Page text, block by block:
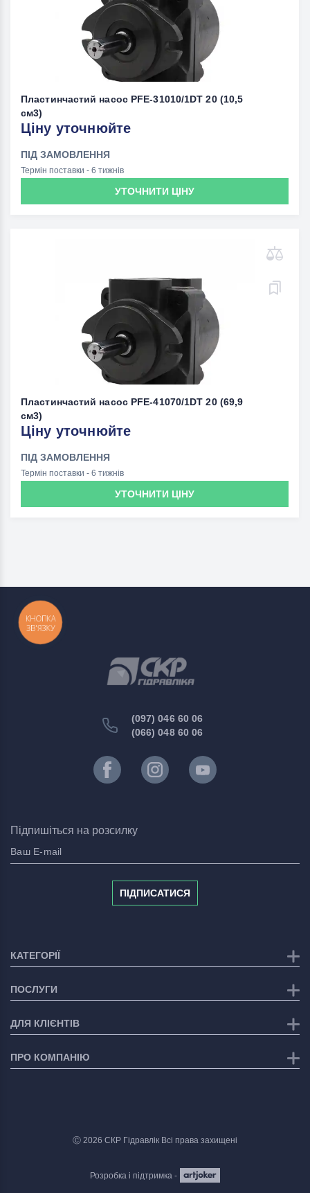
Пластинчастий насос PFE-31010/1DT 20 (10,5
см3)
Ціну уточнюйте
ПІД ЗАМОВЛЕННЯ
Термін поставки - 6 тижнів
УТОЧНИТИ ЦІНУ
Пластинчастий насос PFE-41070/1DT 20 (69,9
см3)
Ціну уточнюйте
ПІД ЗАМОВЛЕННЯ
Термін поставки - 6 тижнів
УТОЧНИТИ ЦІНУ
(097) 046 60 06
(066) 048 60 06
Підпишіться на розсилку
ПІДПИСАТИСЯ
КАТЕГОРІЇ
ПОСЛУГИ
ДЛЯ КЛІЄНТІВ
ПРО КОМПАНІЮ
Ⓒ 2026 СКР Гідравлік Всі права захищені
Розробка і підтримка -
КНОПКА
ЗВ'ЯЗКУ